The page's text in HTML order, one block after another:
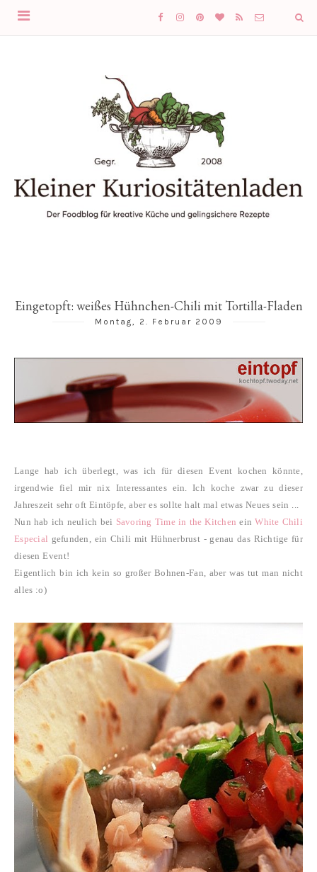
Eingetopft: weißes Hühnchen-Chili mit Tortilla-Fladen
Montag, 2. Februar 2009
Lange hab ich überlegt, was ich für diesen Event kochen könnte,
irgendwie fiel mir nix Interessantes ein. Ich koche zwar zu dieser
Jahreszeit sehr oft Eintöpfe, aber es sollte halt mal etwas Neues sein ...
Nun hab ich neulich bei Savoring Time in the Kitchen einWhite Chili
Especial gefunden, ein Chili mit Hühnerbrust - genau das Richtige für
diesen Event!
Eigentlich bin ich kein so großer Bohnen-Fan, aber was tut man nicht
alles :o)